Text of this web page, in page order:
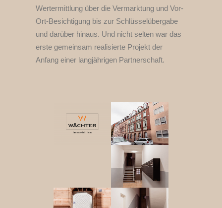
Wertermittlung über die Vermarktung und Vor-
Ort-Besichtigung bis zur Schlüsselübergabe
und darüber hinaus. Und nicht selten war das
erste gemeinsam realisierte Projekt der
Anfang einer langjährigen Partnerschaft.